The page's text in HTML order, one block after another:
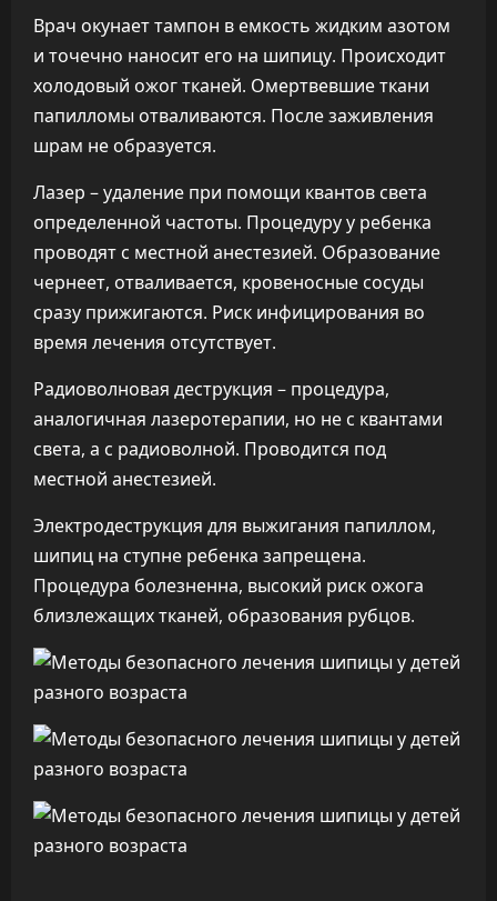
Врач окунает тампон в емкость жидким азотом
и точечно наносит его на шипицу. Происходит
холодовый ожог тканей. Омертвевшие ткани
папилломы отваливаются. После заживления
шрам не образуется.
Лазер – удаление при помощи квантов света
определенной частоты. Процедуру у ребенка
проводят с местной анестезией. Образование
чернеет, отваливается, кровеносные сосуды
сразу прижигаются. Риск инфицирования во
время лечения отсутствует.
Радиоволновая деструкция – процедура,
аналогичная лазеротерапии, но не с квантами
света, а с радиоволной. Проводится под
местной анестезией.
Электродеструкция для выжигания папиллом,
шипиц на ступне ребенка запрещена.
Процедура болезненна, высокий риск ожога
близлежащих тканей, образования рубцов.